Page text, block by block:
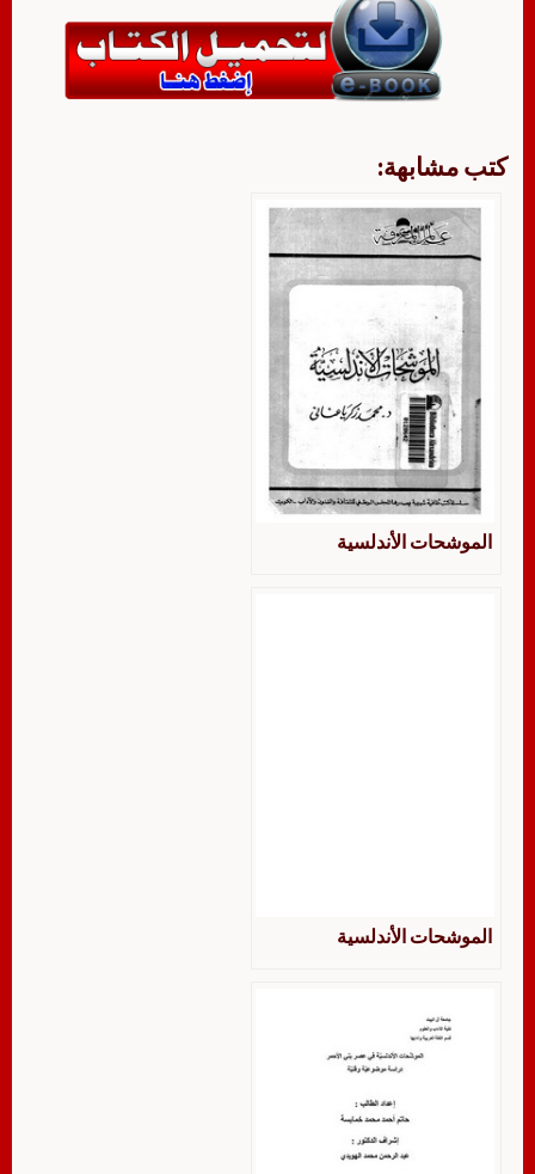
كتب مشابهة:
الموشحات الأندلسية
الموشحات الأندلسية